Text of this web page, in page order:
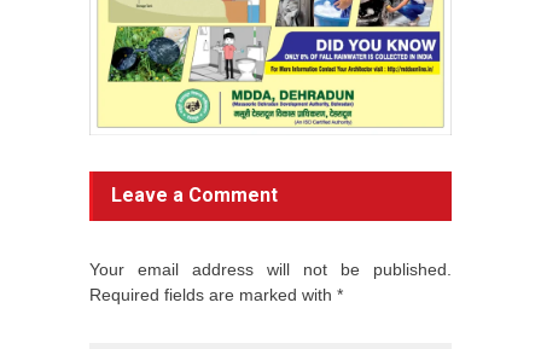
Leave a Comment
Your email address will not be published.
Required fields are marked with *